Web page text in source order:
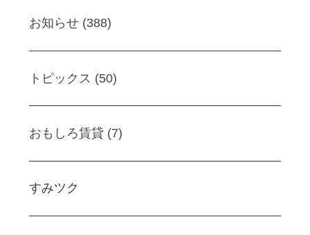
お知らせ (388)
トピックス (50)
おもしろ賃貸 (7)
すみツク